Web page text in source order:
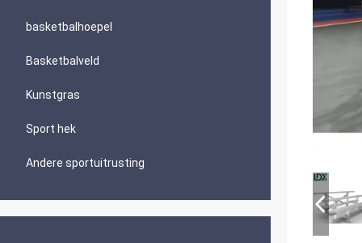
basketbalhoepel
Basketbalveld
Kunstgras
Sport hek
Andere sportuitrusting